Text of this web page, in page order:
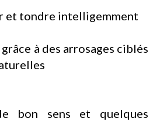
et tondre intelligemment
à des arrosages ciblés
bon sens et quelques